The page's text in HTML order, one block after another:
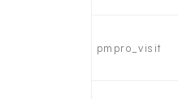
pmpro_visit